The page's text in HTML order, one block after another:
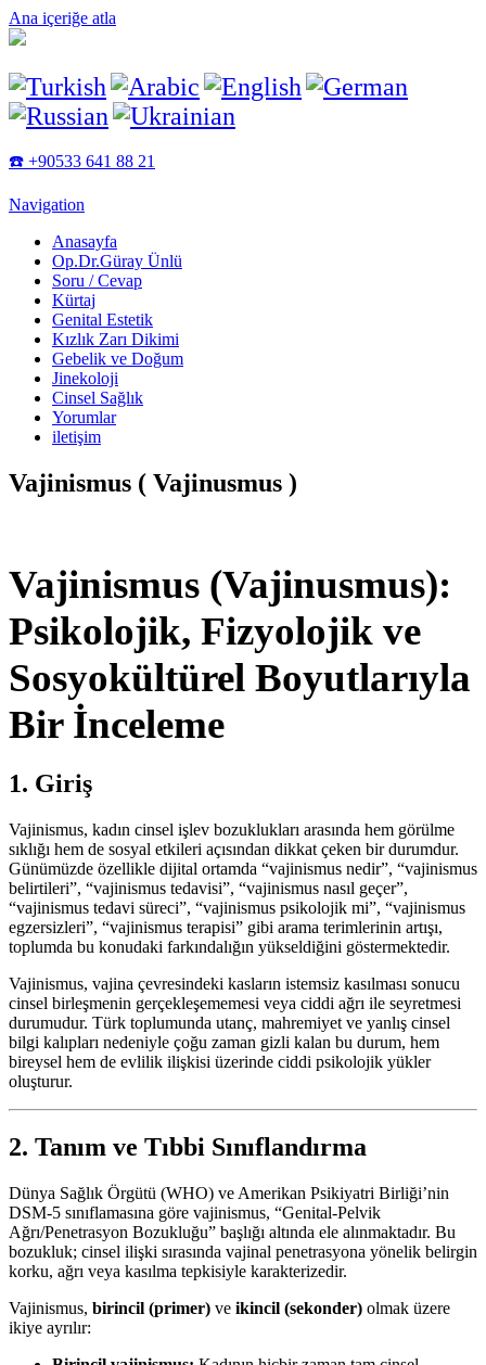
Ana içeriğe atla
☎️ +90533 641 88 21
Navigation
Anasayfa
Op.Dr.Güray Ünlü
Soru / Cevap
Kürtaj
Genital Estetik
Kızlık Zarı Dikimi
Gebelik ve Doğum
Jinekoloji
Cinsel Sağlık
Yorumlar
iletişim
Vajinismus ( Vajinusmus )
Vajinismus (Vajinusmus):
Psikolojik, Fizyolojik ve
Sosyokültürel Boyutlarıyla
Bir İnceleme
1. Giriş
Vajinismus, kadın cinsel işlev bozuklukları arasında hem görülme
sıklığı hem de sosyal etkileri açısından dikkat çeken bir durumdur.
Günümüzde özellikle dijital ortamda “vajinismus nedir”, “vajinismus
belirtileri”, “vajinismus tedavisi”, “vajinismus nasıl geçer”,
“vajinismus tedavi süreci”, “vajinismus psikolojik mi”, “vajinismus
egzersizleri”, “vajinismus terapisi” gibi arama terimlerinin artışı,
toplumda bu konudaki farkındalığın yükseldiğini göstermektedir.
Vajinismus, vajina çevresindeki kasların istemsiz kasılması sonucu
cinsel birleşmenin gerçekleşememesi veya ciddi ağrı ile seyretmesi
durumudur. Türk toplumunda utanç, mahremiyet ve yanlış cinsel
bilgi kalıpları nedeniyle çoğu zaman gizli kalan bu durum, hem
bireysel hem de evlilik ilişkisi üzerinde ciddi psikolojik yükler
oluşturur.
2. Tanım ve Tıbbi Sınıflandırma
Dünya Sağlık Örgütü (WHO) ve Amerikan Psikiyatri Birliği’nin
DSM-5 sınıflamasına göre vajinismus, “Genital-Pelvik
Ağrı/Penetrasyon Bozukluğu” başlığı altında ele alınmaktadır. Bu
bozukluk; cinsel ilişki sırasında vajinal penetrasyona yönelik belirgin
korku, ağrı veya kasılma tepkisiyle karakterizedir.
Vajinismus, birincil (primer) ve ikincil (sekonder) olmak üzere
ikiye ayrılır: